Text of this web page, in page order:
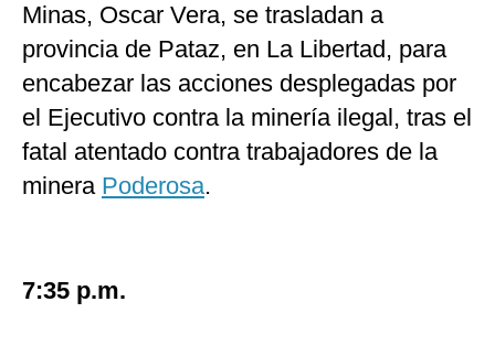
Minas, Oscar Vera, se trasladan a
provincia de Pataz, en La Libertad, para
encabezar las acciones desplegadas por
el Ejecutivo contra la minería ilegal, tras el
fatal atentado contra trabajadores de la
minera Poderosa.
7:35 p.m.